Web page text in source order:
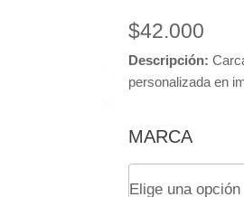
$42.000
Descripción:
personalizada en
MARCA
Carcasa